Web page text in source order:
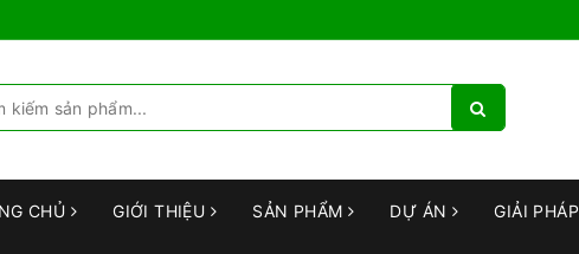
CHỦ GIỚI THIỆU SẢN PHẨM DỰ ÁN GIẢI PHÁP